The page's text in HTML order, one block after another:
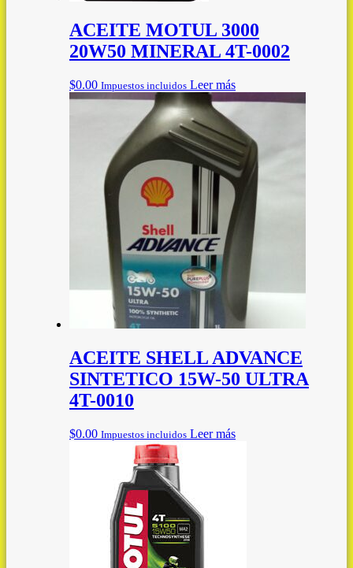
ACEITE MOTUL 3000
20W50 MINERAL 4T-0002
$0.00 Impuestos incluidos Leer más
ACEITE SHELL ADVANCE
SINTETICO 15W-50 ULTRA
4T-0010
$0.00 Impuestos incluidos Leer más